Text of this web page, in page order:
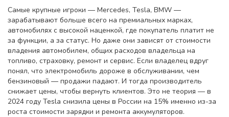
Самые крупные игроки — Mercedes, Tesla, BMW —
зарабатывают больше всего на премиальных марках,
автомобилях с высокой наценкой, где покупатель платит не
за функции, а за статус. Но даже они зависят от стоимости
владения автомобилем, общих расходов владельца на
топливо, страховку, ремонт и сервис. Если владелец вдруг
понял, что электромобиль дороже в обслуживании, чем
бензиновый — продажи падают. И тогда производитель
снижает цены, чтобы вернуть клиентов. Это не теория — в
2024 году Tesla снизила цены в России на 15% именно из-за
роста стоимости зарядки и ремонта аккумуляторов.